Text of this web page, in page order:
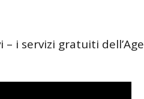
i servizi gratuiti